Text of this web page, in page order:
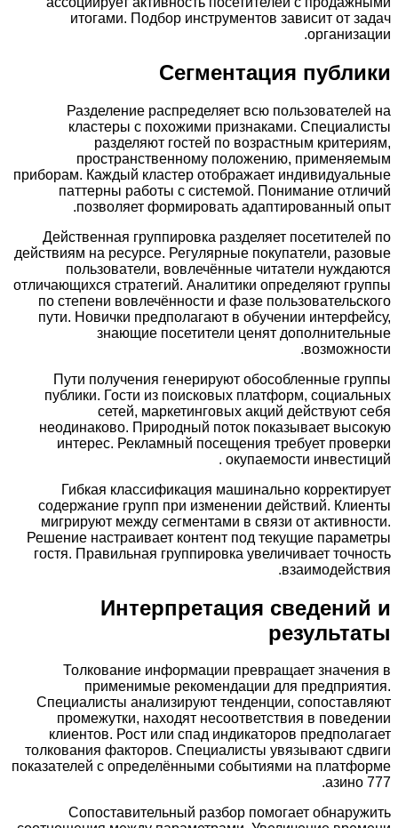
итогами. Подбор инструментов зависит от
Сегментация
Разделение распределяет всю
кластеры с похожими признаками.
разделяют гостей по возрастным
пространственному положению,
приборам. Каждый кластер отображает
паттерны работы с системой. Понимание
позволяет формировать адаптированный
Действенная группировка разделяет
действиям на ресурсе. Регулярные покупатели,
пользователи, вовлечённые читатели
отличающихся стратегий. Аналитики определяют
по степени вовлечённости и фазе
пути. Новички предполагают в обучении
знающие посетители ценят
Пути получения генерируют обособленные
публики. Гости из поисковых платформ,
сетей, маркетинговых акций действуют
неодинаково. Природный поток показывает
интерес. Рекламный посещения требует
окупаемости
Гибкая классификация машинально
содержание групп при изменении действий.
мигрируют между сегментами в связи от
Решение настраивает контент под текущие
гостя. Правильная группировка увеличивает
Интерпретация
Толкование информации превращает
применимые рекомендации для
Специалисты анализируют тенденции,
промежутки, находят несоответствия в
клиентов. Рост или спад индикаторов
толкования факторов. Специалисты увязывают
показателей с определёнными событиями на
Сопоставительный разбор помогает